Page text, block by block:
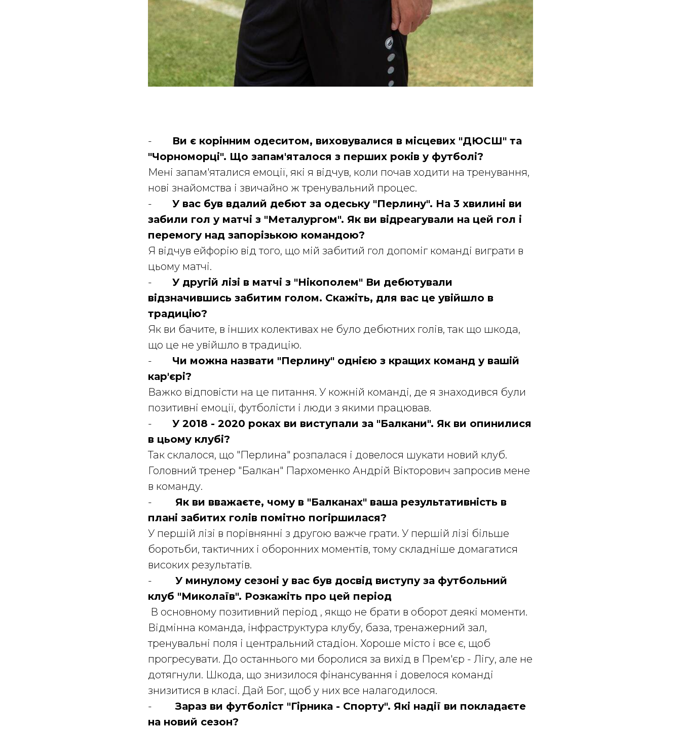
- Ви є корінним одеситом, виховувалися в місцевих "ДЮСШ" та
"Чорноморці". Що запам'яталося з перших років у футболі?
Мені запам'яталися емоції, які я відчув, коли почав ходити на тренування,
нові знайомства і звичайно ж тренувальний процес.
- У вас був вдалий дебют за одеську "Перлину". На 3 хвилині ви
забили гол у матчі з "Металургом". Як ви відреагували на цей гол і
перемогу над запорізькою командою?
Я відчув ейфорію від того, що мій забитий гол допоміг команді виграти в
цьому матчі.
- У другій лізі в матчі з "Нікополем" Ви дебютували
відзначившись забитим голом. Скажіть, для вас це увійшло в
традицію?
Як ви бачите, в інших колективах не було дебютних голів, так що шкода,
що це не увійшло в традицію.
- Чи можна назвати "Перлину" однією з кращих команд у вашій
кар'єрі?
Важко відповісти на це питання. У кожній команді, де я знаходився були
позитивні емоції, футболісти і люди з якими працював.
- У 2018 - 2020 роках ви виступали за "Балкани". Як ви опинилися
в цьому клубі?
Так склалося, що "Перлина" розпалася і довелося шукати новий клуб.
Головний тренер "Балкан" Пархоменко Андрій Вікторович запросив мене
в команду.
-
Як ви вважаєте, чому в "Балканах" ваша результативність в
плані забитих голів помітно погіршилася?
У першій лізі в порівнянні з другою важче грати. У першій лізі більше
боротьби, тактичних і оборонних моментів, тому складніше домагатися
високих результатів.
-
У минулому сезоні у вас був досвід виступу за футбольний
клуб "Миколаїв". Розкажіть про цей період
В основному позитивний період , якщо не брати в оборот деякі моменти.
Відмінна команда, інфраструктура клубу, база, тренажерний зал,
тренувальні поля і центральний стадіон. Хороше місто і все є, щоб
прогресувати. До останнього ми боролися за вихід в Прем'єр - Лігу, але не
дотягнули. Шкода, що знизилося фінансування і довелося команді
знизитися в класі. Дай Бог, щоб у них все налагодилося.
-
Зараз ви футболіст "Гірника - Спорту". Які надії ви покладаєте
на новий сезон?